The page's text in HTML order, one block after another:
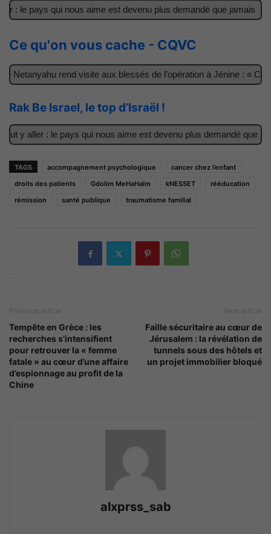
le pays qui nous aime est devenu plus demandé que jamais
Ce qu'on vous cache - CQVC
rend visite aux blessés de l’opération à Jénine : « Ces
Rak Be Israel, le top d’Israël !
y aller : le pays qui nous aime est devenu plus demandé que jamais
TAGS accompagnement psychologique
cancer chez l’enfant
droits des patients
Gdolim MeHaHaïm kNESSET
rééducation
rémission
santé publique traumatisme familial
Previous article
Tempête en Grèce : les
recherches s’intensifient
pour retrouver la « femme
fatale » au cœur d’une affaire
d’espionnage au profit de la
Chine
Next article
Faille sécuritaire au cœur de
Jérusalem : la révélation de
tunnels sous des hôtels et
un projet immobilier bloqué
alxprss_sab